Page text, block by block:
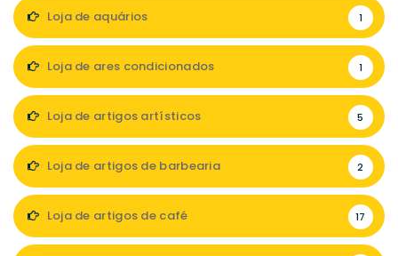
Loja de aquários 1
Loja de ares condicionados 1
Loja de artigos artísticos 5
Loja de artigos de barbearia 2
Loja de artigos de café 17